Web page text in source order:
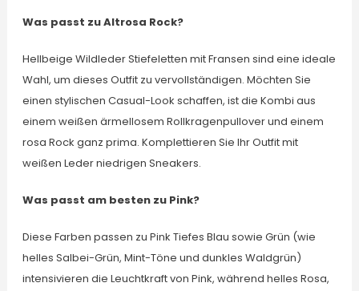
Was passt zu Altrosa Rock?
Hellbeige Wildleder Stiefeletten mit Fransen sind eine ideale
Wahl, um dieses Outfit zu vervollständigen. Möchten Sie
einen stylischen Casual-Look schaffen, ist die Kombi aus
einem weißen ärmellosem Rollkragenpullover und einem
rosa Rock ganz prima. Komplettieren Sie Ihr Outfit mit
weißen Leder niedrigen Sneakers.
Was passt am besten zu Pink?
Diese Farben passen zu Pink Tiefes Blau sowie Grün (wie
helles Salbei-Grün, Mint-Töne und dunkles Waldgrün)
intensivieren die Leuchtkraft von Pink, während helles Rosa,